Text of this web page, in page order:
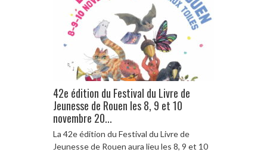
42e édition du Festival du Livre de
Jeunesse de Rouen les 8, 9 et 10
novembre 20...
La 42e édition du Festival du Livre de
Jeunesse de Rouen aura lieu les 8, 9 et 10